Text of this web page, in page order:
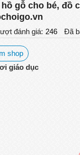
gỗ cho bé, đồ
đánh giá: 246 Đã
shop
giáo dục